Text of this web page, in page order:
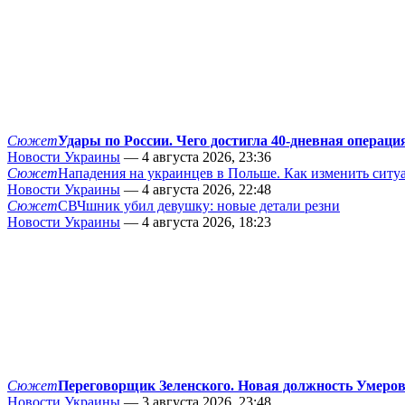
СюжетУдары по России. Чего достигла 40-дневная
Новости Украины — 4 августа 2026, 23:36
СюжетНападения на украинцев в Польше. Как изменить
Новости Украины — 4 августа 2026, 22:48
СюжетСВЧшник убил девушку: новые детали резни
Новости Украины — 4 августа 2026, 18:23
СюжетПереговорщик Зеленского. Новая должность